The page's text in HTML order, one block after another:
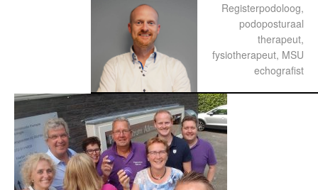
Registerpodoloog,
podoposturaal
therapeut,
fysiotherapeut, MSU
echografist